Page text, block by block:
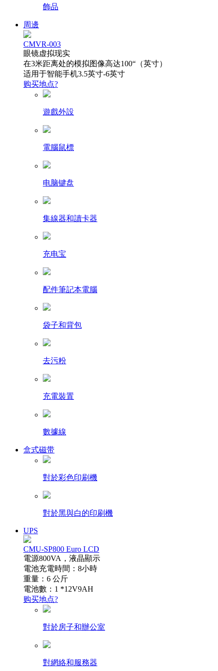
飾品
周邊
CMVR-003
眼镜虚拟现实
在3米距离处的模拟图像高达100“（英寸）
适用于智能手机3.5英寸-6英寸
购买地点?
遊戲外設
電腦鼠標
电脑键盘
集線器和讀卡器
充电宝
配件筆記本電腦
袋子和背包
去污粉
充電裝置
數據線
盒式磁带
對於彩色印刷機
對於黑與白的印刷機
UPS
CMU-SP800 Euro LCD
電源800VA，液晶顯示
電池充電時間：8小時
重量：6 公斤
電池數：1 *12V9AH
购买地点?
對於房子和辦公室
對網絡和服務器